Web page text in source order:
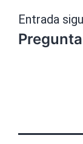
Entrada